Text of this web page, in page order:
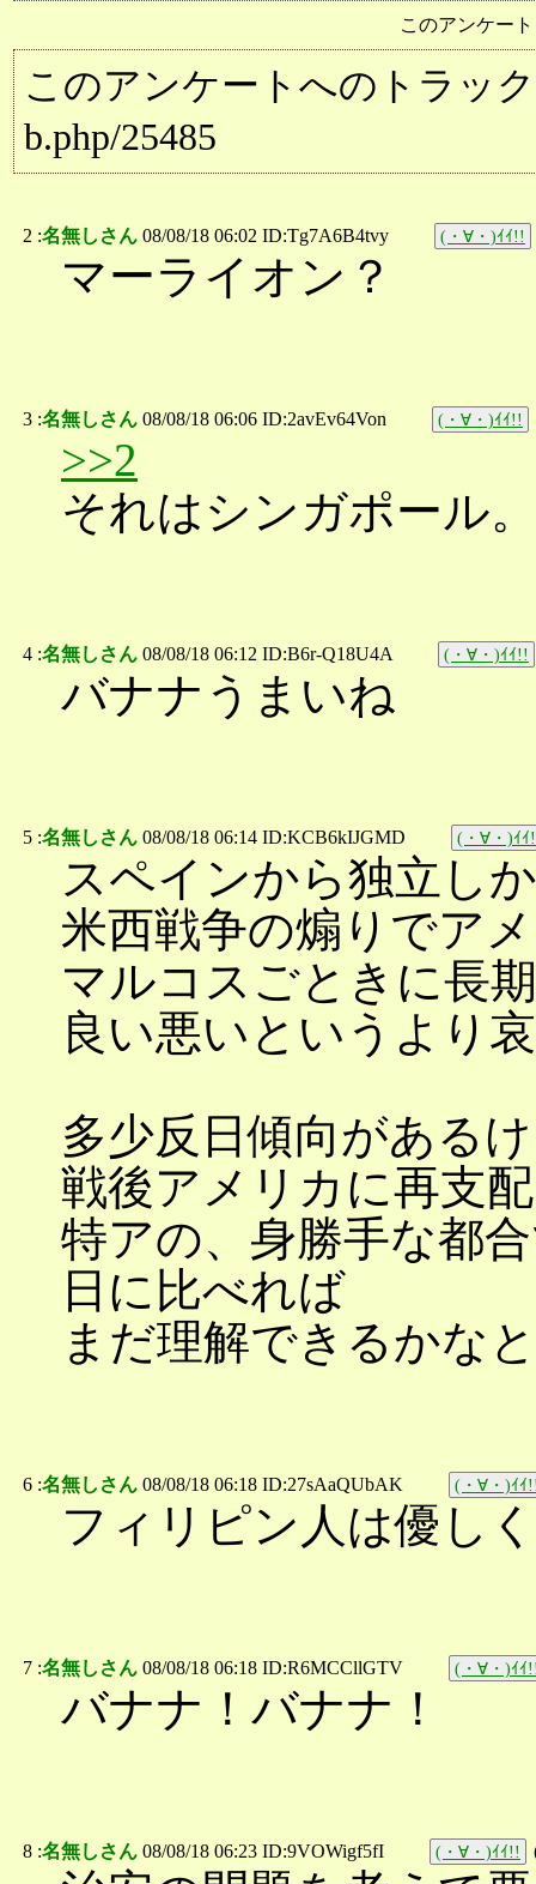
このアンケー
このアンケートへのトラッ
b.php/25485
2 :名無しさん 08/08/18 06:02 ID:Tg7A6B4tvy (・∀・)ｲｲ!!
マーライオン？
3 :名無しさん 08/08/18 06:06 ID:2avEv64Von (・∀・)ｲｲ!!
>>2
それはシンガポール。
4 :名無しさん 08/08/18 06:12 ID:B6r-Q18U4A (・∀・)ｲｲ!!
バナナうまいね
5 :名無しさん 08/08/18 06:14 ID:KCB6kIJGMD (・∀・)ｲｲ
スペインから独立し
米西戦争の煽りでア
マルコスごときに長
良い悪いというより
多少反日傾向がある
戦後アメリカに再支
特アの、身勝手な都
日に比べれば
まだ理解できるかな
6 :名無しさん 08/08/18 06:18 ID:27sAaQUbAK (・∀・)ｲｲ
フィリピン人は優し
7 :名無しさん 08/08/18 06:18 ID:R6MCCllGTV (・∀・)ｲｲ
バナナ！バナナ！
8 :名無しさん 08/08/18 06:23 ID:9VOWigf5fI (・∀・)ｲｲ!!